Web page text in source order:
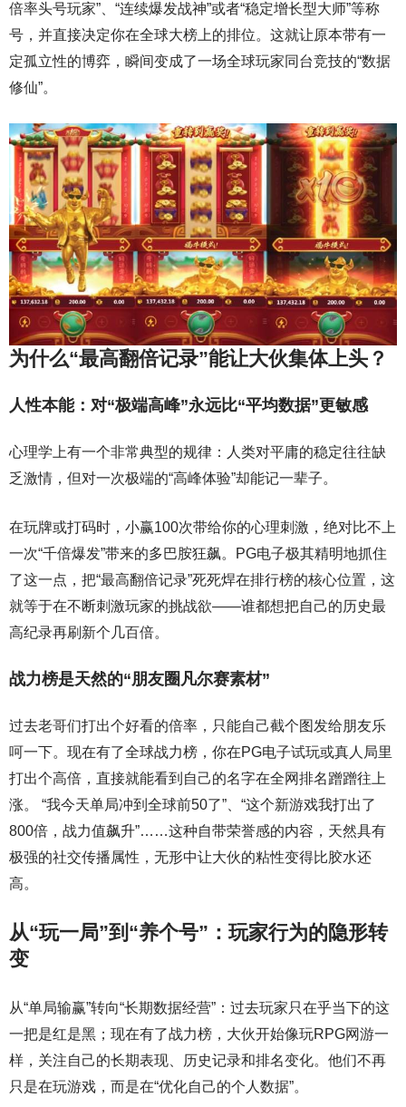
倍率头号玩家”、“连续爆发战神”或者“稳定增长型大师”等称
号，并直接决定你在全球大榜上的排位。这就让原本带有一
定孤立性的博弈，瞬间变成了一场全球玩家同台竞技的“数据
修仙”。
为什么“最高翻倍记录”能让大伙集体上头？
人性本能：对“极端高峰”永远比“平均数据”更敏感
心理学上有一个非常典型的规律：人类对平庸的稳定往往缺
乏激情，但对一次极端的“高峰体验”却能记一辈子。
在玩牌或打码时，小赢100次带给你的心理刺激，绝对比不上
一次“千倍爆发”带来的多巴胺狂飙。PG电子极其精明地抓住
了这一点，把“最高翻倍记录”死死焊在排行榜的核心位置，这
就等于在不断刺激玩家的挑战欲——谁都想把自己的历史最
高纪录再刷新个几百倍。
战力榜是天然的“朋友圈凡尔赛素材”
过去老哥们打出个好看的倍率，只能自己截个图发给朋友乐
呵一下。现在有了全球战力榜，你在PG电子试玩或真人局里
打出个高倍，直接就能看到自己的名字在全网排名蹭蹭往上
涨。 “我今天单局冲到全球前50了”、“这个新游戏我打出了
800倍，战力值飙升”……这种自带荣誉感的内容，天然具有
极强的社交传播属性，无形中让大伙的粘性变得比胶水还
高。
从“玩一局”到“养个号”：玩家行为的隐形转
变
从“单局输赢”转向“长期数据经营”：过去玩家只在乎当下的这
一把是红是黑；现在有了战力榜，大伙开始像玩RPG网游一
样，关注自己的长期表现、历史记录和排名变化。他们不再
只是在玩游戏，而是在“优化自己的个人数据”。